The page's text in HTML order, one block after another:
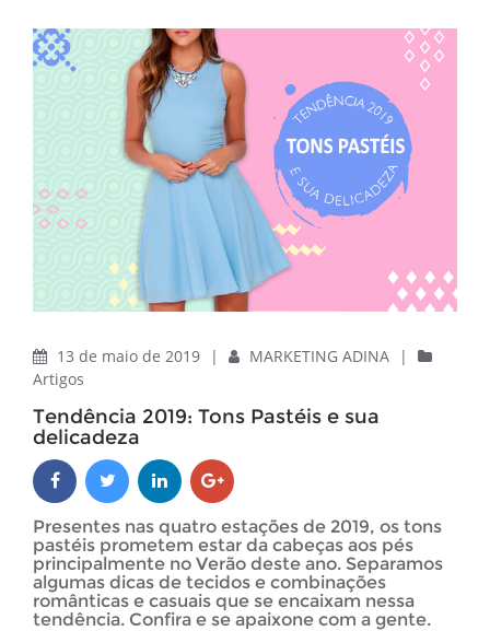
13 de maio de 2019 | MARKETING ADINA
|
Artigos
Tendência 2019: Tons Pastéis e sua
delicadeza
Presentes nas quatro estações de 2019, os tons
pastéis prometem estar da cabeças aos pés
principalmente no Verão deste ano. Separamos
algumas dicas de tecidos e combinações
românticas e casuais que se encaixam nessa
tendência. Confira e se apaixone com a gente.